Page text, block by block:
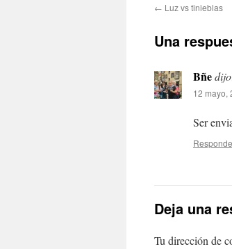
← Luz vs tinieblas
Una
Bñe
12 mayo,
Ser
Deja una
Tu dirección de